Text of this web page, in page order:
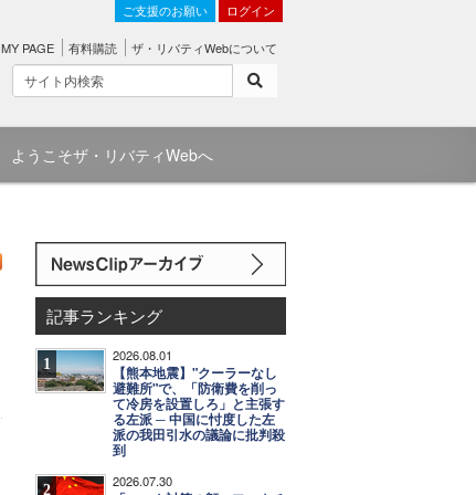
ご支援のお願い ログイン
MY PAGE 有料購読 ザ・リバティWebについて
ようこそザ・リバティWebへ
記事ランキング
1 2026.08.01
【熊本地震】"クーラーなし
避難所"で、「防衛費を削っ
て冷房を設置しろ」と主張す
る左派 ─ 中国に忖度した左
派の我田引水の議論に批判殺
到
2 2026.07.30